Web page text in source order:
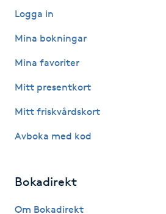
Kärlbehandling
Laserbehandling
LED-ljusterapi
Logga in
Mina bokningar
Mina favoriter
Mitt presentkort
Mitt friskvårdskort
Avboka med kod
Bokadirekt
Om Bokadirekt